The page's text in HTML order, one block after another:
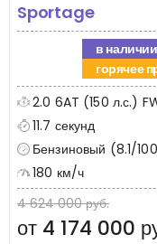
Sportage
в наличии
горячее
2.0 6AT (150 л.с.)
11.7 секунд
Бензиновый (8.1/
180 км/ч
4 624 000 руб.
от 4 174 000